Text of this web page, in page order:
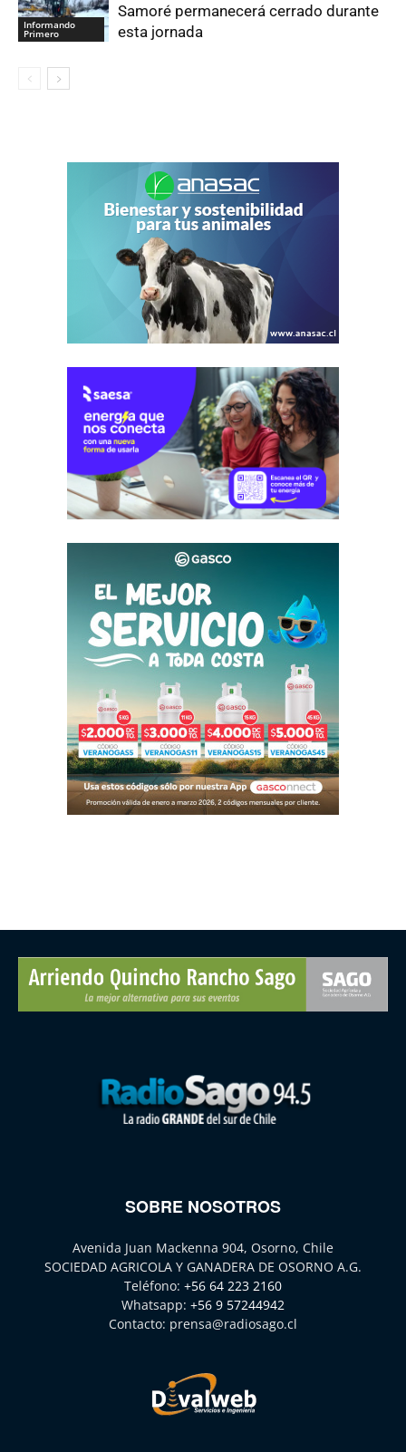
Informando
Primero
Samoré permanecerá cerrado durante
esta jornada
SOBRE NOSOTROS
Avenida Juan Mackenna 904, Osorno, Chile
SOCIEDAD AGRICOLA Y GANADERA DE OSORNO A.G.
Teléfono: +56 64 223 2160
Whatsapp: +56 9 57244942
Contacto: prensa@radiosago.cl